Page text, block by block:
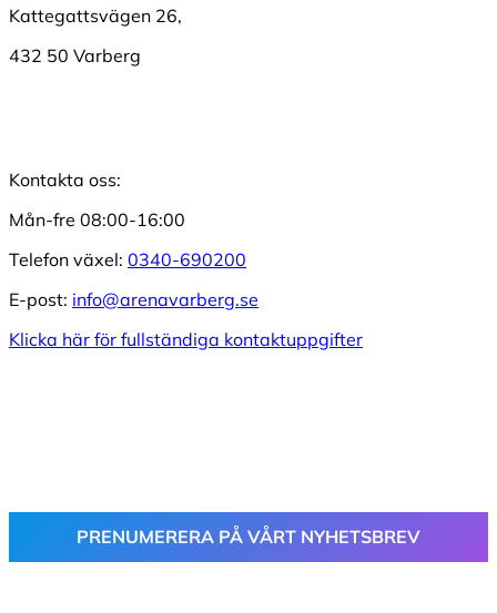
Kattegattsvägen 26,
432 50 Varberg
Kontakta oss:
Mån-fre 08:00-16:00
Telefon växel: 0340-690200
E-post: info@arenavarberg.se
Klicka här för fullständiga kontaktuppgifter
PRENUMERERA PÅ VÅRT NYHETSBREV